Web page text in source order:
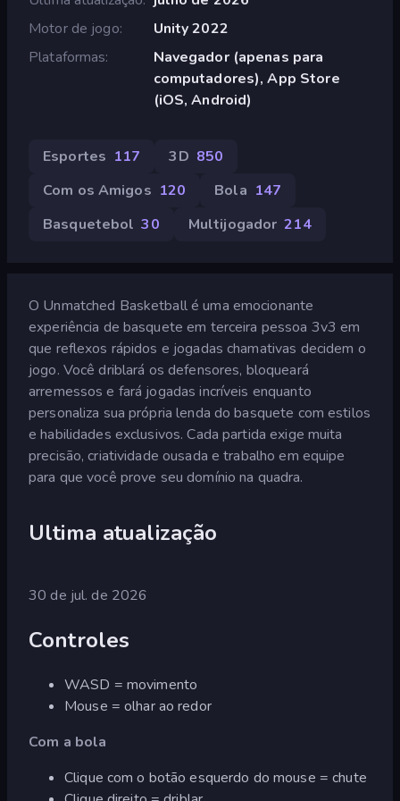
Motor de jogo
Unity 2022
Plataformas
Navegador (apenas para
computadores), App Store
(iOS, Android)
Esportes 117 3D 850
Com os Amigos 120 Bola 147
Basquetebol 30 Multijogador 214
O Unmatched Basketball é uma emocionante
experiência de basquete em terceira pessoa 3v3 em
que reflexos rápidos e jogadas chamativas decidem o
jogo. Você driblará os defensores, bloqueará
arremessos e fará jogadas incríveis enquanto
personaliza sua própria lenda do basquete com estilos
e habilidades exclusivos. Cada partida exige muita
precisão, criatividade ousada e trabalho em equipe
para que você prove seu domínio na quadra.
Ultima atualização
30 de jul. de 2026
Controles
WASD = movimento
Mouse = olhar ao redor
Com a bola
Clique com o botão esquerdo do mouse = chute